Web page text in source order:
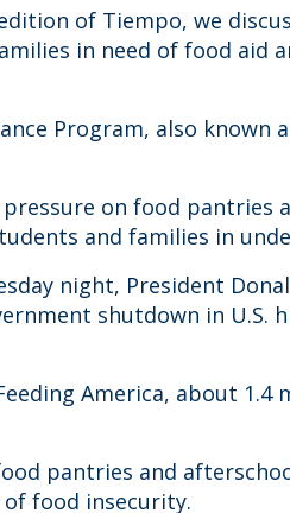
of Tiempo, we
in need of food aid
Program, also known
on food pantries
and families in
night, President
shutdown in U.S.
America, about 1.4
pantries and
food insecurity.